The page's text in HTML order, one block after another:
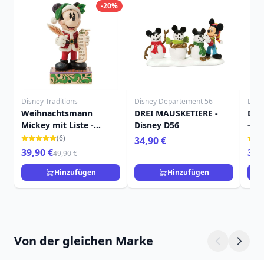
-20%
Disney Traditions
Weihnachtsmann
Mickey mit Liste -
Disney Traditions
(6)
39,90 €49,90 €
Hinzufügen
Disney Departement 56
DREI MAUSKETIERE -
Disney D56
34,90 €
Hinzufügen
-
Von der gleichen Marke